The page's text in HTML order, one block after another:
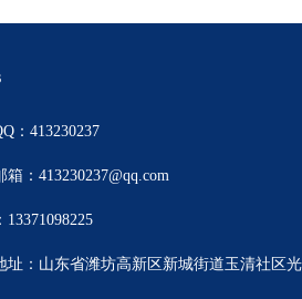
：413230237
箱：413230237@qq.com
13371098225
址：山东省潍坊高新区新城街道玉清社区